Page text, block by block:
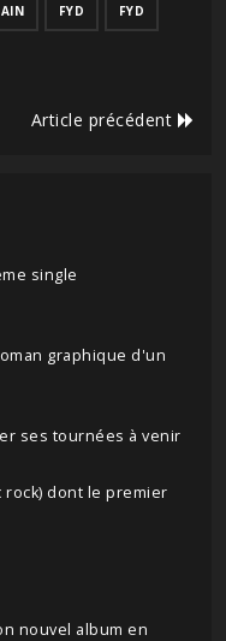
FYD FYD
Article précédent
single
graphique d'un
ses tournées à venir
rock) dont le premier
nouvel album en